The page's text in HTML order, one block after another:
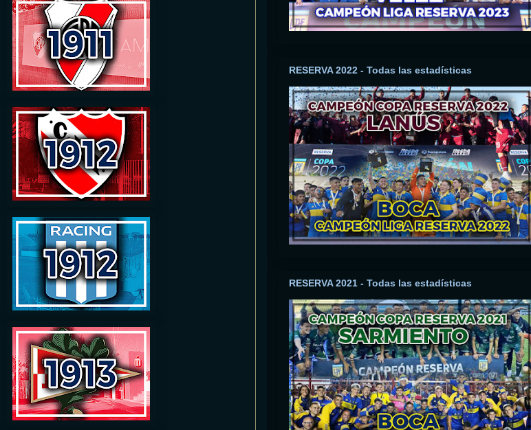
RESERVA 2022 - Todas las estadísticas
RESERVA 2021 - Todas las estadísticas